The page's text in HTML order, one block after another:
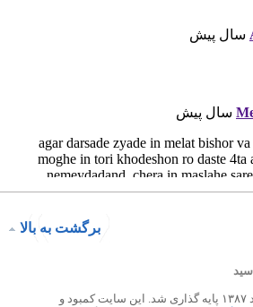
برگشت به بالا
فضول محله در ۱۳ اسفند ۱۳۸۷ پایه گذاری شد. این سایت کمبود و